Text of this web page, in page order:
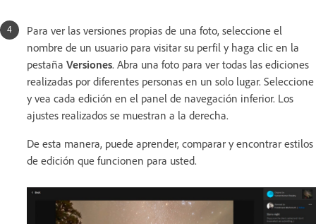
Para ver las versiones propias de una foto, seleccione el
nombre de un usuario para visitar su perfil y haga clic en la
pestaña Versiones. Abra una foto para ver todas las ediciones
realizadas por diferentes personas en un solo lugar. Seleccione
y vea cada edición en el panel de navegación inferior. Los
ajustes realizados se muestran a la derecha.
De esta manera, puede aprender, comparar y encontrar estilos
de edición que funcionen para usted.